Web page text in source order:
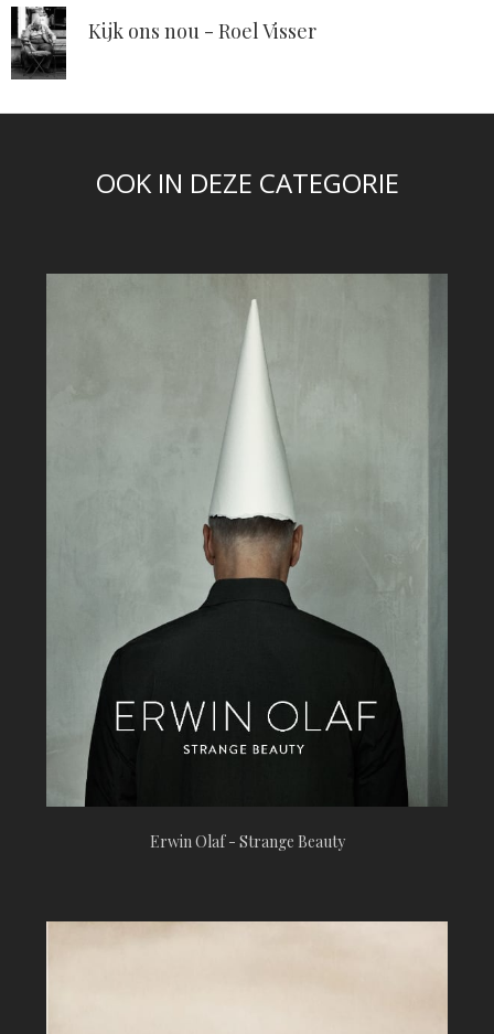
Kijk ons nou - Roel Visser
OOK IN DEZE CATEGORIE
Erwin Olaf - Strange Beauty